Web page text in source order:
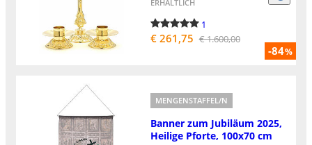
-84%
ERHÄLTLICH
1
€ 261,75 € 1.600,00
MENGENSTAFFEL/N
Banner zum Jubiläum 2025,
Heilige Pforte, 100x70 cm